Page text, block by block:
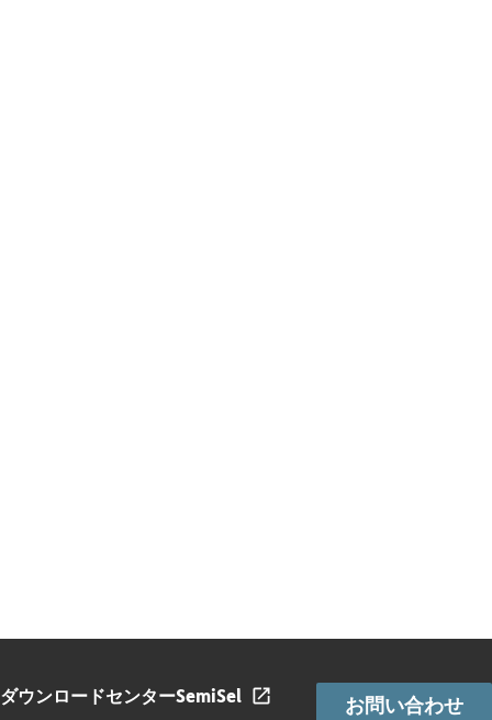
ダウンロードセンターSemiSel
お問い合わせ